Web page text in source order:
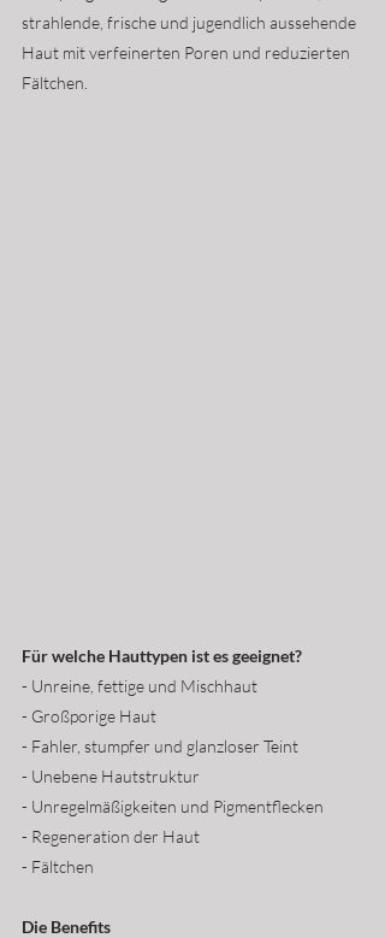
strahlende, frische und jugendlich aussehende
Haut mit verfeinerten Poren und reduzierten
Fältchen.
Für welche Hauttypen ist es geeignet?
- Unreine, fettige und Mischhaut
- Großporige Haut
- Fahler, stumpfer und glanzloser Teint
- Unebene Hautstruktur
- Unregelmäßigkeiten und Pigmentflecken
- Regeneration der Haut
- Fältchen
Die Benefits